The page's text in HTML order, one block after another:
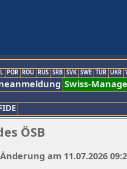
POR ROU RUS SRB SVK SWE TUR UKR
Swiss-
ÖSB
am 11.07.2026